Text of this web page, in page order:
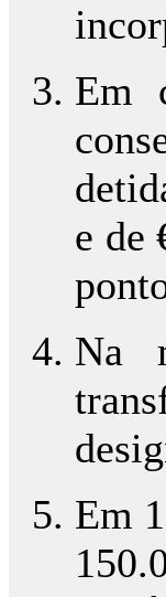
Em
e de
Na
Em